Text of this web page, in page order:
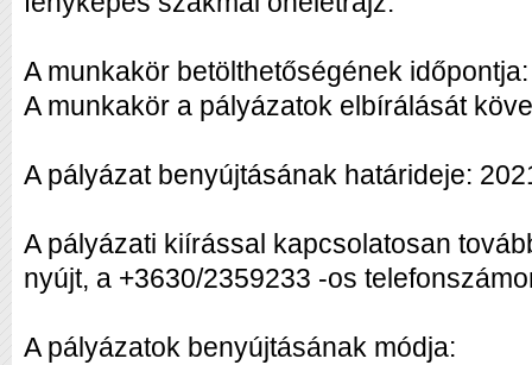
A munkakör betölthetőségének időpontja:
A munkakör a pályázatok elbírálását
A pályázat benyújtásának határideje:
A pályázati kiírással kapcsolatosan
nyújt, a +3630/2359233 -os
A pályázatok benyújtásának módja: